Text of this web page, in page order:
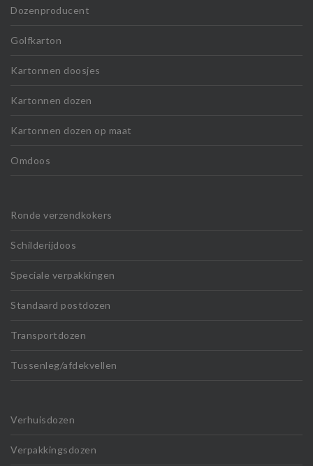
Dozenproducent
Golfkarton
Kartonnen doosjes
Kartonnen dozen
Kartonnen dozen op maat
Omdoos
Ronde verzendkokers
Schilderijdoos
Speciale verpakkingen
Standaard postdozen
Transportdozen
Tussenleg/afdekvellen
Verhuisdozen
Verpakkingsdozen